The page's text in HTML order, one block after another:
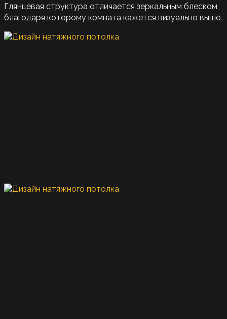
Глянцевая структура отличается зеркальным блеском,
благодаря которому комната кажется визуально выше.